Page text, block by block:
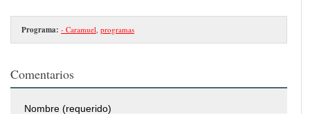
Programa: - Caramuel, programas
Comentarios
Nombre (requerido)